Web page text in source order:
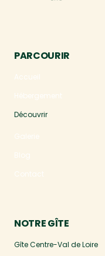
PARCOURIR
Accueil
Hébergement
Découvrir
Galerie
Blog
Contact
NOTRE GÎTE
Gîte Centre-Val de Loire